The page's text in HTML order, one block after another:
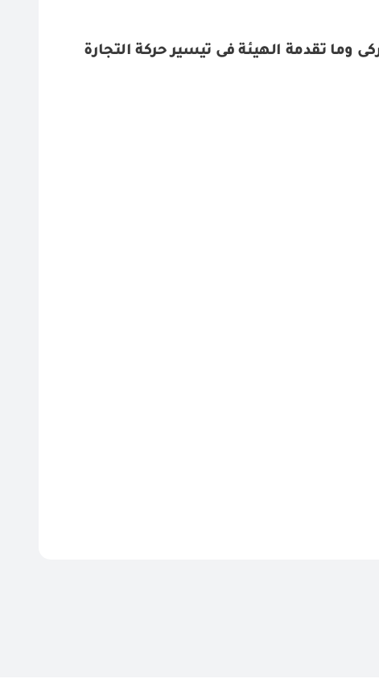
وما تقدمة الهيئة فى تيسير حركة التجارة